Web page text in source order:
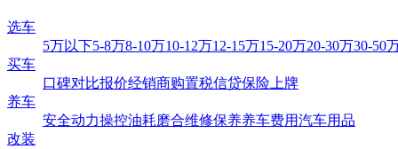
选车
5万以下5-8万8-10万10-12万12-15万15-20万20-30万30-50
买车
口碑对比报价经销商购置税信贷保险 上牌
养车
安全动力操控油耗磨合维修保养养车费用汽车用品
改装